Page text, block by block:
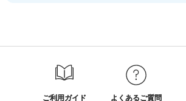
ご利用ガイド よくあるご質問